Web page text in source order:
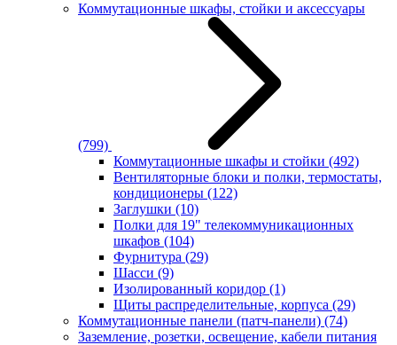
Коммутационные шкафы, стойки и аксессуары
(799)
Коммутационные шкафы и стойки (492)
Вентиляторные блоки и полки, термостаты,
кондиционеры (122)
Заглушки (10)
Полки для 19" телекоммуникационных
шкафов (104)
Фурнитура (29)
Шасси (9)
Изолированный коридор (1)
Щиты распределительные, корпуса (29)
Коммутационные панели (патч-панели) (74)
Заземление, розетки, освещение, кабели питания